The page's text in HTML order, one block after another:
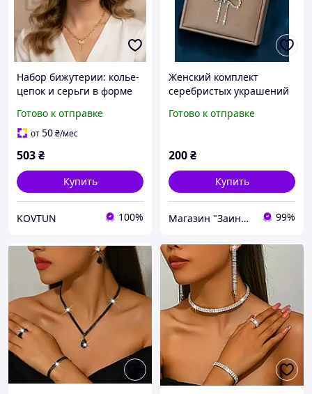
Набор бижутерии: колье-
цепок и серьги в форме
Готово к отправке
от50₴/мес
503₴
Купить
KOVTUN 100%
Женский комплект
серебристых украшений
набор женской
Готово к отправке
200₴
Купить
Магазин "Заинька" 99%